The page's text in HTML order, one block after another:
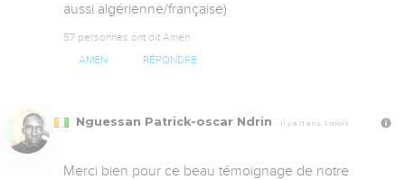
aussi algérienne/française)
57 personnes ont dit Amen
AMEN RÉPONDRE
Nguessan Patrick-oscar Ndrin Il y a 11 ans, 1 mois
Merci bien pour ce beau témoignage de notre